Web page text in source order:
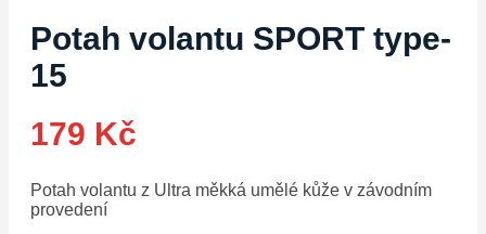
Potah volantu SPORT type-
15
179 Kč
Potah volantu z Ultra měkká umělé kůže v závodním
provedení